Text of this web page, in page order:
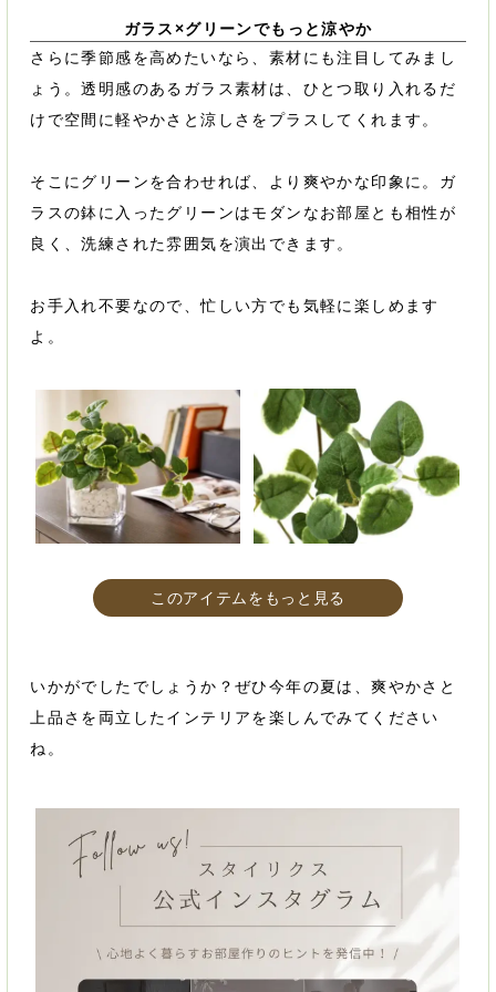
ガラス×グリーンでもっと涼やか
さらに季節感を高めたいなら、素材にも注目してみまし
ょう。透明感のあるガラス素材は、ひとつ取り入れるだ
けで空間に軽やかさと涼しさをプラスしてくれます。
そこにグリーンを合わせれば、より爽やかな印象に。ガ
ラスの鉢に入ったグリーンはモダンなお部屋とも相性が
良く、洗練された雰囲気を演出できます。
お手入れ不要なので、忙しい方でも気軽に楽しめます
よ。
このアイテムをもっと見る
いかがでしたでしょうか？ぜひ今年の夏は、爽やかさと
上品さを両立したインテリアを楽しんでみてください
ね。